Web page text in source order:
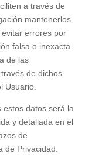
a través de
mantenerlos
errores por
falsa o inexacta
de las
de dichos
Usuario.
estos datos será la
y detallada en el
de
de Privacidad.